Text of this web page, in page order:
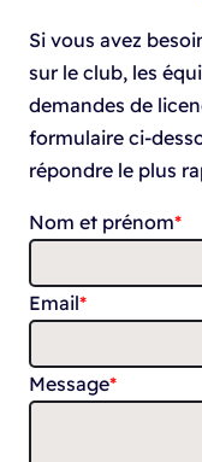
Si vous avez
sur le club, les
demandes de
formulaire ci-
répondre le plus
Nom et prénom*
Email*
Message*